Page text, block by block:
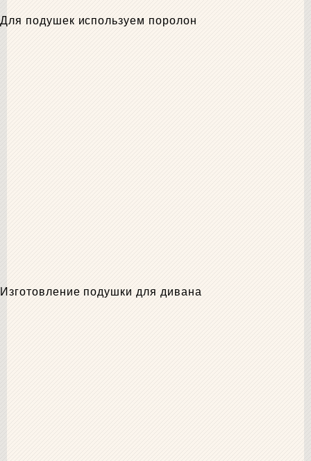
Для подушек используем поролон
Изготовление подушки для дивана